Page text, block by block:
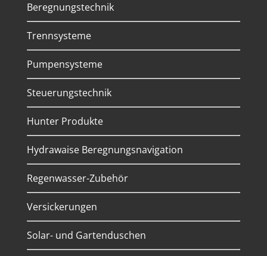
Beregnungstechnik
Trennsysteme
Pumpensysteme
Steuerungstechnik
Hunter Produkte
Hydrawaise Beregnungsnavigation
Regenwasser-Zubehör
Versickerungen
Solar- und Gartenduschen